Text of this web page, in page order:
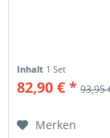
Inhalt 1 Set
82,90 € * 93,95
Merken